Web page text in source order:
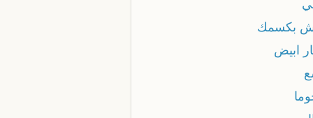
بكسمك
ابيض